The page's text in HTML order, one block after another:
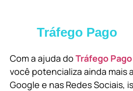
Tráfego Pago
Com a ajuda do Tráfego
você potencializa ainda mais
Google e nas Redes Sociais,